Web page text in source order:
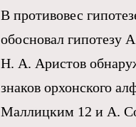
В противовес
обосновал гипотезу
Н. А. Аристов
знаков орхонского
Маллицким 12 и А.